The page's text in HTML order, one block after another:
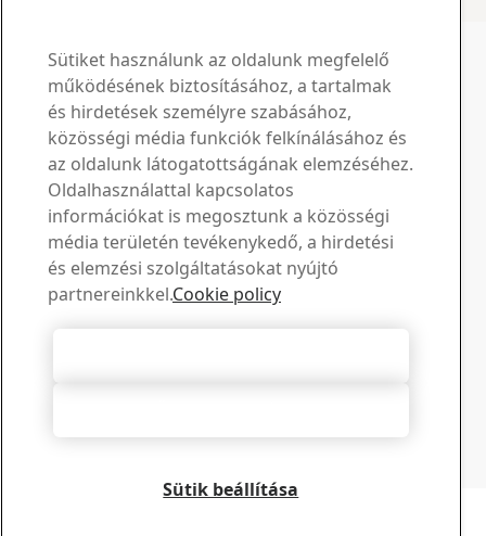
Kérdéseivel és kéréseivel
keressen bennünket
Letöltési központ
Keressen és töltsön le SSAB prospektusokat,
tanúsítványokat és egyéb anyagokat.
Letöltések megtekintése
Értékesítés
Lépjen kapcsolatba az értékesítési tanácsadással az
értékesítéssel és a termékekkel kapcsolatos
Műszaki támogatás
Lépjen kapcsolatba a műszaki támogatással
Copyright 2026
Sütiket használunk az oldalunk megfelelő
működésének biztosításához, a tartalmak
és hirdetések személyre szabásához,
közösségi média funkciók felkínálásához és
az oldalunk látogatottságának elemzéséhez.
Oldalhasználattal kapcsolatos
információkat is megosztunk a közösségi
média területén tevékenykedő, a hirdetési
és elemzési szolgáltatásokat nyújtó
partnereinkkel.Cookie policy
Sütik beállítása